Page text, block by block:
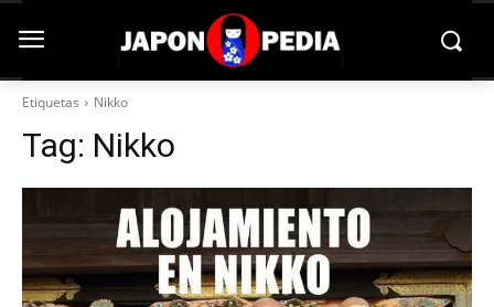
Etiquetas Nikko
Tag: Nikko